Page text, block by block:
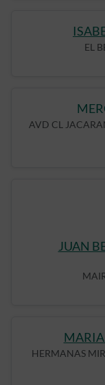
EL
AVD CL
JUAN
HERMANAS